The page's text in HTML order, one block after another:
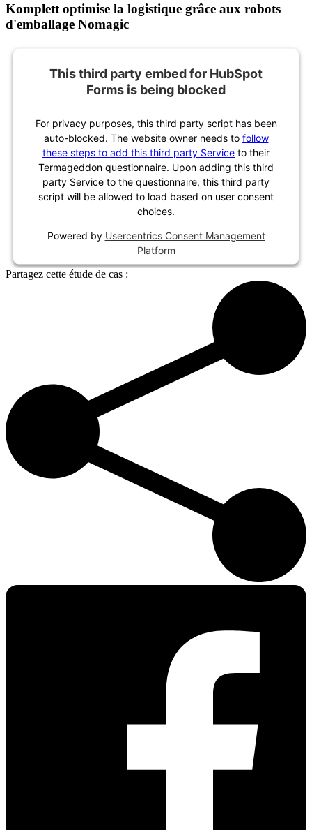
Komplett optimise la logistique grâce aux robots
d'emballage Nomagic
This third party embed for HubSpot
Forms is being blocked
For privacy purposes, this third party script has been
auto-blocked. The website owner needs to follow
these steps to add this third party Service to their
Termageddon questionnaire. Upon adding this third
party Service to the questionnaire, this third party
script will be allowed to load based on user consent
choices.
Powered by Usercentrics Consent Management
Platform
Partagez cette étude de cas :